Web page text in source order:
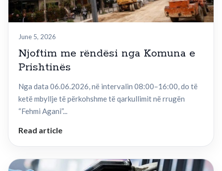
June 5, 2026
Njoftim me rëndësi nga Komuna e
Prishtinës
Nga data 06.06.2026, në intervalin 08:00–16:00, do të
ketë mbyllje të përkohshme të qarkullimit në rrugën
“Fehmi Agani”...
Read article